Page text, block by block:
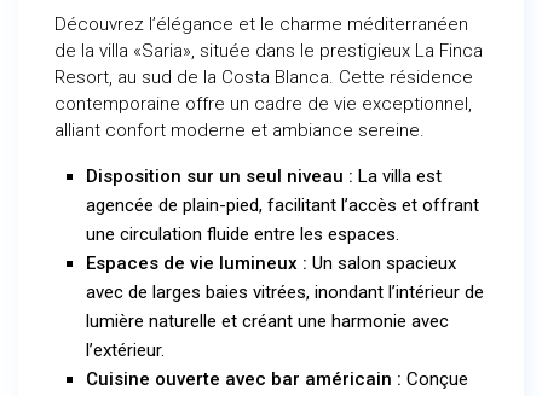
Découvrez l’élégance et le charme méditerranéen
de la villa «Saria», située dans le prestigieux La Finca
Resort, au sud de la Costa Blanca. Cette résidence
contemporaine offre un cadre de vie exceptionnel,
alliant confort moderne et ambiance sereine.
Disposition sur un seul niveau : La villa est
agencée de plain-pied, facilitant l’accès et offrant
une circulation fluide entre les espaces.
Espaces de vie lumineux : Un salon spacieux
avec de larges baies vitrées, inondant l’intérieur de
lumière naturelle et créant une harmonie avec
l’extérieur.
Cuisine ouverte avec bar américain : Conçue